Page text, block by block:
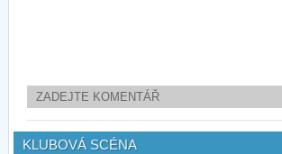
ZADEJTE KOMENTÁŘ
KLUBOVÁ SCÉNA